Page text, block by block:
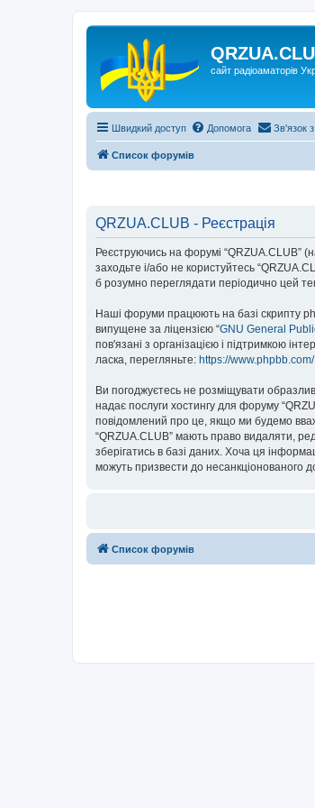
сайт радіоаматорів
Швидкий доступ Допомога Зв'язок з
Список форумів
QRZUA.CLUB - Реєстрація
Реєструючись на форумі “QRZUA.CLUB”
заходьте і/або не користуйтесь
б розумно переглядати періодично цей
Наші форуми працюють на базі скрипту
випущене за ліцензією “GNU General
пов'язані з організацією і підтримкою
ласка, перегляньте: https://www.phpbb.com/.
Ви погоджуєтесь не розміщувати
надає послуги хостингу для форуму
повідомлений про це, якщо ми будемо
“QRZUA.CLUB” мають право видаляти,
зберігатись в базі даних. Хоча ця
можуть призвести до несанкціонованого
Список форумів